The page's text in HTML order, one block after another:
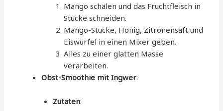
Mango schälen und das Fruchtfleisch in
Stücke schneiden.
Mango-Stücke, Honig, Zitronensaft und
Eiswürfel in einen Mixer geben.
Alles zu einer glatten Masse
verarbeiten.
Obst-Smoothie mit Ingwer:
Zutaten: